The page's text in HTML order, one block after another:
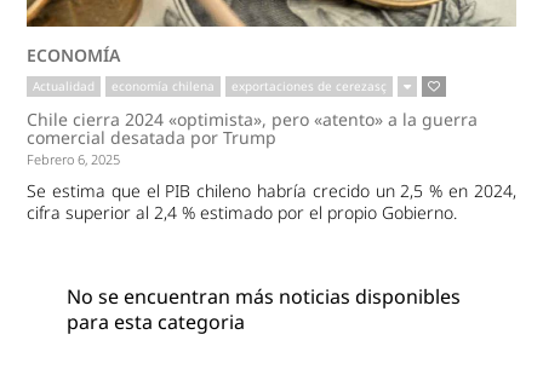
ECONOMÍA
Actualidad economía chilena exportaciones de cerezasç
Chile cierra 2024 «optimista», pero «atento» a la guerra
comercial desatada por Trump
Febrero 6, 2025
Se estima que el PIB chileno habría crecido un 2,5 % en 2024,
cifra superior al 2,4 % estimado por el propio Gobierno.
No se encuentran más noticias disponibles
para esta categoria